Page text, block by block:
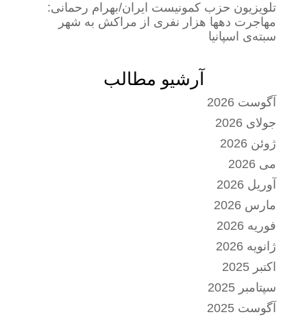
تلویزیون حزب کمونیست ایران/بهرام رحمانی:
مهاجرت دهها هزار نفری از مراکش به شهر
سبته‌ی اسپانیا
آرشیو مطالب
آگوست 2026
جولای 2026
ژوئن 2026
می 2026
آوریل 2026
مارس 2026
فوریه 2026
ژانویه 2026
اکتبر 2025
سپتامبر 2025
آگوست 2025